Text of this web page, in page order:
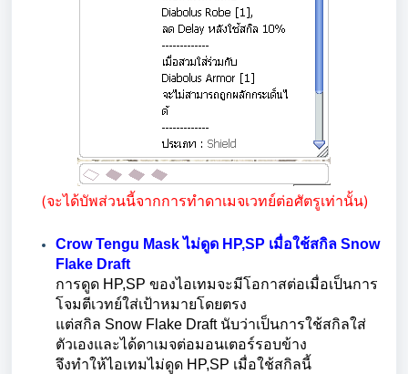
(จะได้บัพส่วนนี้จากการทำดาเมจเวทย์ต่อศัตรูเท่านั้น)
Crow Tengu Mask ไม่ดูด HP,SP เมื่อใช้สกิล Snow
Flake Draft
การดูด HP,SP ของไอเทมจะมีโอกาสต่อเมื่อเป็นการ
โจมตีเวทย์ใส่เป้าหมายโดยตรง
แต่สกิล Snow Flake Draft นับว่าเป็นการใช้สกิลใส่
ตัวเองและได้ดาเมจต่อมอนเตอร์รอบข้าง
จึงทำให้ไอเทมไม่ดูด HP,SP เมื่อใช้สกิลนี้